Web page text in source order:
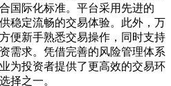
国际化标准。平台采用先进的
稳定流畅的交易体验。此外，万
便新手熟悉交易操作，同时支持
需求。凭借完善的风险管理体系
为投资者提供了更高效的交易环
择之一。